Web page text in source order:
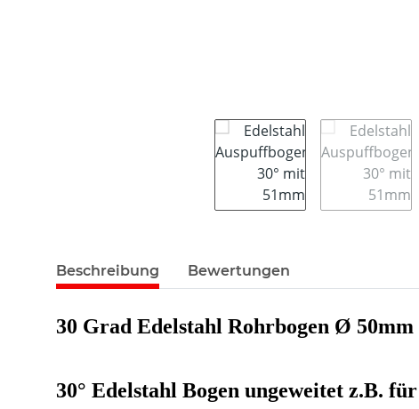
Beschreibung Bewertungen
30 Grad Edelstahl Rohrbogen Ø 50mm
30° Edelstahl Bogen ungeweitet z.B. für